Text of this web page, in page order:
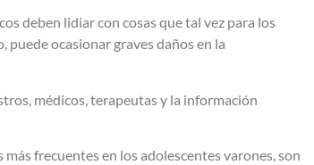
deben lidiar con cosas que tal vez para los
ocasionar graves daños en la
médicos, terapeutas y la información
más frecuentes en los adolescentes varones, son